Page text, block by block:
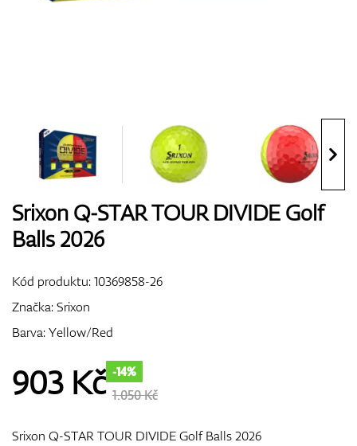
Bagy
Doplňky
Srixon Q-STAR TOUR DIVIDE Golf
Balls 2026
Kód produktu:10369858-26
Značka:Srixon
Barva: Yellow/Red
903 Kč -14%
1.050 Kč
Srixon Q-STAR TOUR DIVIDE Golf Balls 2026